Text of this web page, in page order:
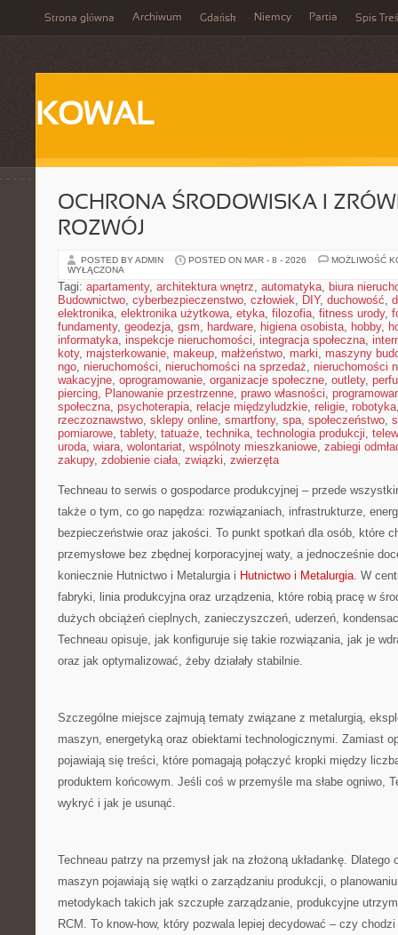
Strona główna Archiwum Gdańsk Niemcy Partia Spis
KOWAL
OCHRONA ŚRODOWISKA I
ROZWÓJ
POSTED BY ADMIN POSTED ON MAR - 8 - 2026
MOŻLIWOŚĆ
WYŁĄCZONA
Tagi: apartamenty, architektura wnętrz, automatyka, biura
Budownictwo, cyberbezpieczenstwo, człowiek, DIY, duchowość,
elektronika, elektronika użytkowa, etyka, filozofia, fitness urody,
fundamenty, geodezja, gsm, hardware, higiena osobista, hobby,
informatyka, inspekcje nieruchomości, integracja społeczna,
koty, majsterkowanie, makeup, małżeństwo, marki, maszyny
ngo, nieruchomości, nieruchomości na sprzedaż, nieruchomości
wakacyjne, oprogramowanie, organizacje społeczne, outlety,
piercing, Planowanie przestrzenne, prawo własności,
społeczna, psychoterapia, relacje międzyludzkie, religie, robotyka
rzeczoznawstwo, sklepy online, smartfony, spa, społeczeństwo,
pomiarowe, tablety, tatuaże, technika, technologia produkcji,
uroda, wiara, wolontariat, wspólnoty mieszkaniowe, zabiegi
zakupy, zdobienie ciała, związki, zwierzęta
Techneau to serwis o gospodarce produkcyjnej – przede
także o tym, co go napędza: rozwiązaniach, infrastrukturze,
bezpieczeństwie oraz jakości. To punkt spotkań dla osób, które
przemysłowe bez zbędnej korporacyjnej waty, a jednocześnie
koniecznie Hutnictwo i Metalurgia i Hutnictwo i Metalurgia. W
fabryki, linia produkcyjna oraz urządzenia, które robią pracę w
dużych obciążeń cieplnych, zanieczyszczeń, uderzeń,
Techneau opisuje, jak konfiguruje się takie rozwiązania, jak je
oraz jak optymalizować, żeby działały stabilnie.
Szczególne miejsce zajmują tematy związane z metalurgią,
maszyn, energetyką oraz obiektami technologicznymi. Zamiast
pojawiają się treści, które pomagają połączyć kropki między
produktem końcowym. Jeśli coś w przemyśle ma słabe ogniwo,
wykryć i jak je usunąć.
Techneau patrzy na przemysł jak na złożoną układankę.
maszyn pojawiają się wątki o zarządzaniu produkcji, o
metodykach takich jak szczupłe zarządzanie, produkcyjne
RCM. To know-how, który pozwala lepiej decydować – czy